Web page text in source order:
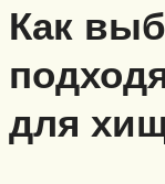
Как
для